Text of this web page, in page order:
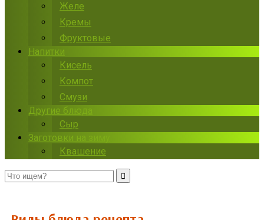
Желе
Кремы
Фруктовые
Напитки
Кисель
Компот
Смузи
Другие блюда
Сыр
Заготовки на зиму
Квашение